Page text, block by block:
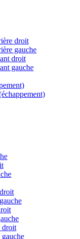
droit
gauche
droit
gauche
droit